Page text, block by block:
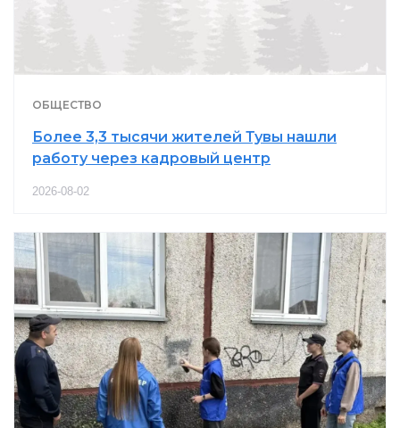
ОБЩЕСТВО
Более 3,3 тысячи жителей Тувы нашли
работу через кадровый центр
2026-08-02